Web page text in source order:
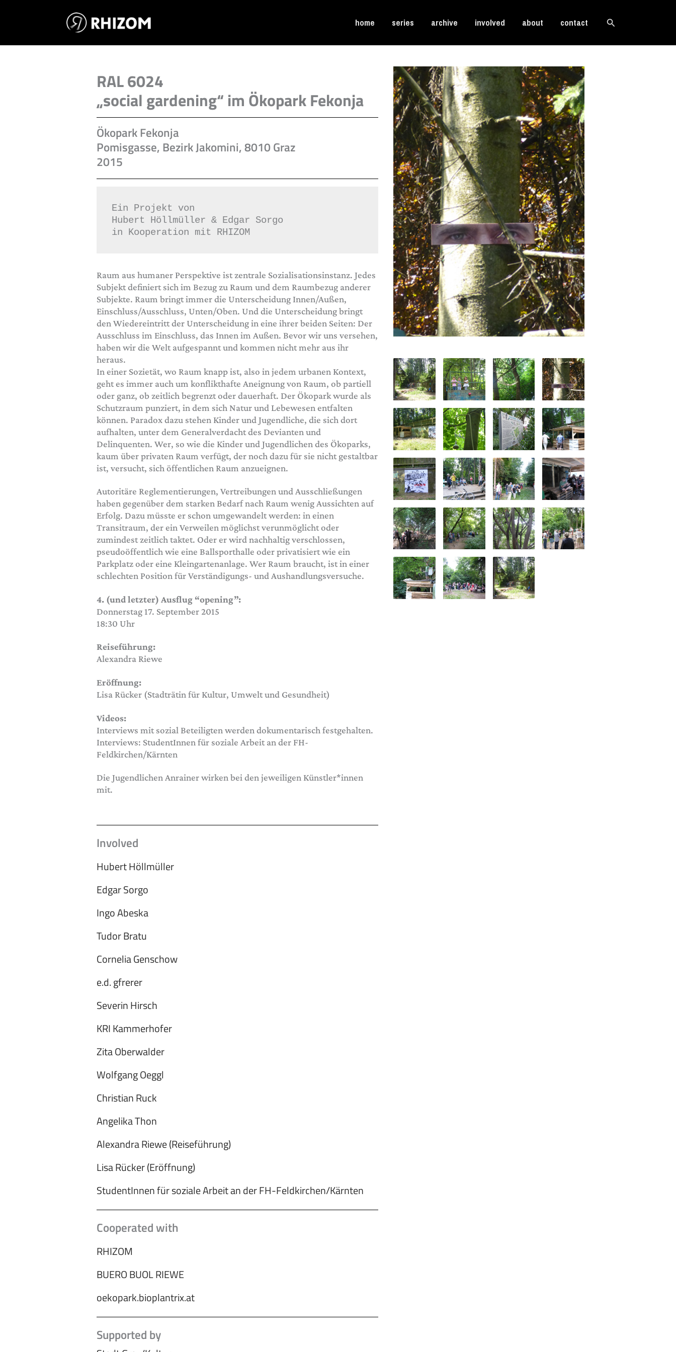
home series archive involved about contact Search
RAL 6024
„social gardening“ im Ökopark Fekonja
Ökopark Fekonja
Pomisgasse, Bezirk Jakomini, 8010 Graz
2015
Ein Projekt von
Hubert Höllmüller & Edgar Sorgo
in Kooperation mit RHIZOM
Raum aus humaner Perspektive ist zentrale Sozialisationsinstanz. Jedes
Subjekt definiert sich im Bezug zu Raum und dem Raumbezug anderer
Subjekte. Raum bringt immer die Unterscheidung Innen/Außen,
Einschluss/Ausschluss, Unten/Oben. Und die Unterscheidung bringt
den Wiedereintritt der Unterscheidung in eine ihrer beiden Seiten: Der
Ausschluss im Einschluss, das Innen im Außen. Bevor wir uns versehen,
haben wir die Welt aufgespannt und kommen nicht mehr aus ihr
heraus.
In einer Sozietät, wo Raum knapp ist, also in jedem urbanen Kontext,
geht es immer auch um konflikthafte Aneignung von Raum, ob partiell
oder ganz, ob zeitlich begrenzt oder dauerhaft. Der Ökopark wurde als
Schutzraum punziert, in dem sich Natur und Lebewesen entfalten
können. Paradox dazu stehen Kinder und Jugendliche, die sich dort
aufhalten, unter dem Generalverdacht des Devianten und
Delinquenten. Wer, so wie die Kinder und Jugendlichen des Ökoparks,
kaum über privaten Raum verfügt, der noch dazu für sie nicht gestaltbar
ist, versucht, sich öffentlichen Raum anzueignen.
Autoritäre Reglementierungen, Vertreibungen und Ausschließungen
haben gegenüber dem starken Bedarf nach Raum wenig Aussichten auf
Erfolg. Dazu müsste er schon umgewandelt werden: in einen
Transitraum, der ein Verweilen möglichst verunmöglicht oder
zumindest zeitlich taktet. Oder er wird nachhaltig verschlossen,
pseudoöffentlich wie eine Ballsporthalle oder privatisiert wie ein
Parkplatz oder eine Kleingartenanlage. Wer Raum braucht, ist in einer
schlechten Position für Verständigungs- und Aushandlungsversuche.
4. (und letzter) Ausflug “opening”:
Donnerstag 17. September 2015
18:30 Uhr
Reiseführung:
Alexandra Riewe
Eröffnung:
Lisa Rücker (Stadträtin für Kultur, Umwelt und Gesundheit)
Videos:
Interviews mit sozial Beteiligten werden dokumentarisch festgehalten.
Interviews: StudentInnen für soziale Arbeit an der FH-
Feldkirchen/Kärnten
Die Jugendlichen Anrainer wirken bei den jeweiligen Künstler*innen
mit.
Involved
Hubert Höllmüller
Edgar Sorgo
Ingo Abeska
Tudor Bratu
Cornelia Genschow
e.d. gfrerer
Severin Hirsch
KRI Kammerhofer
Zita Oberwalder
Wolfgang Oeggl
Christian Ruck
Angelika Thon
Alexandra Riewe (Reiseführung)
Lisa Rücker (Eröffnung)
StudentInnen für soziale Arbeit an der FH-Feldkirchen/Kärnten
Cooperated with
RHIZOM
BUERO BUOL RIEWE
oekopark.bioplantrix.at
Supported by